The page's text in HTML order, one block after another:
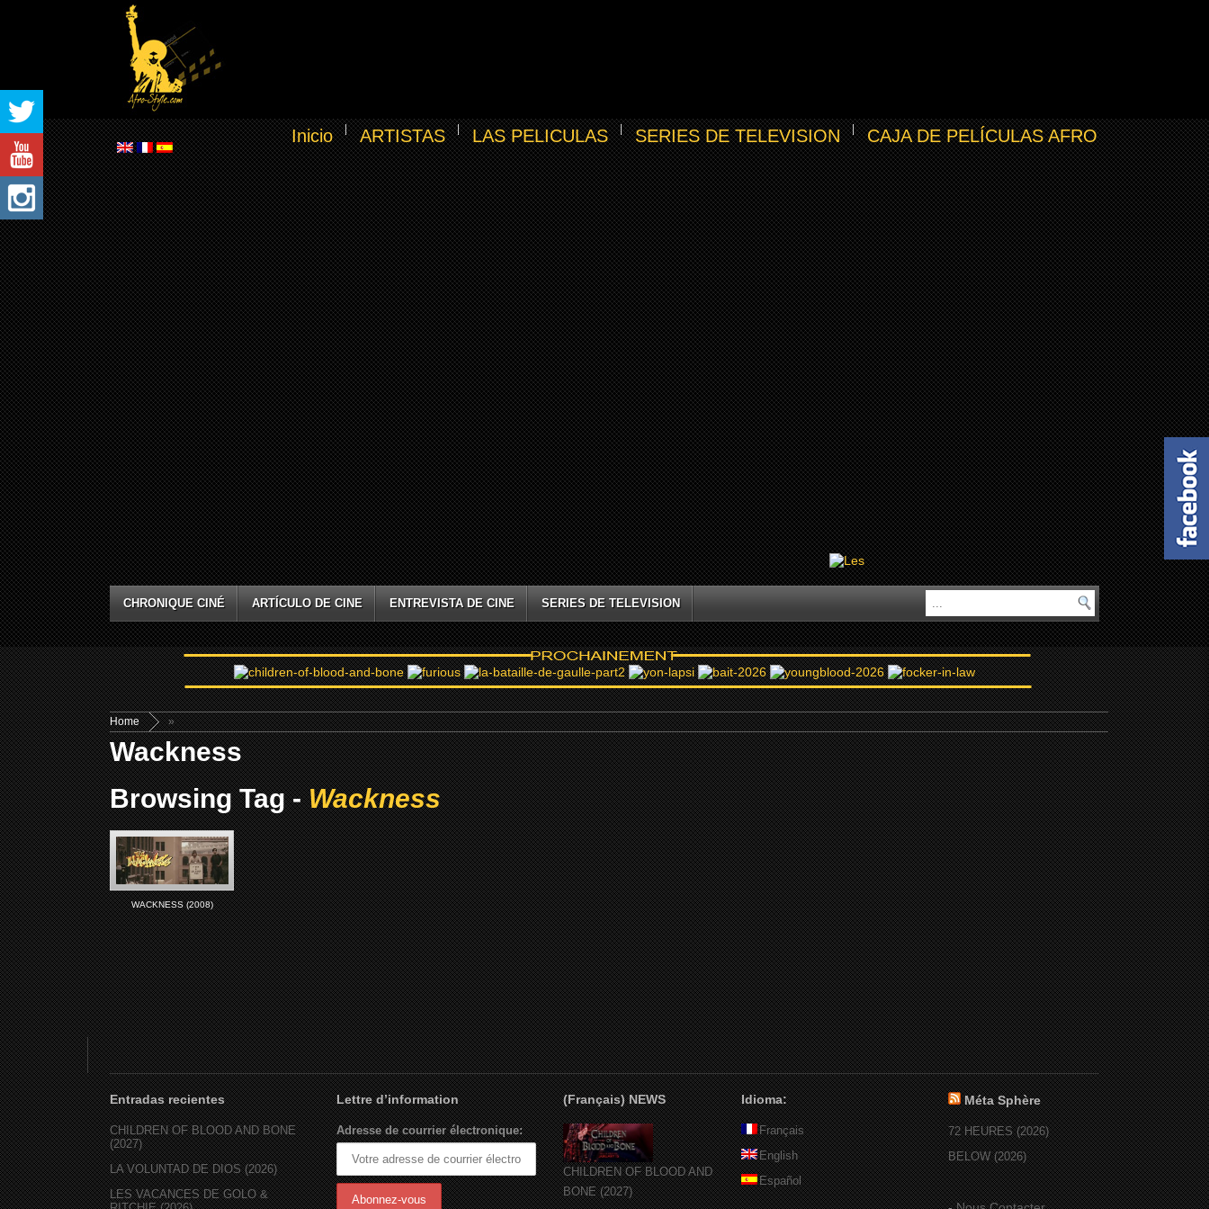
Inicio ARTISTAS LAS PELICULAS SERIES DE TELEVISION CAJA DE PELÍCULAS AFRO
CHRONIQUE CINÉ ARTÍCULO DE CINE ENTREVISTA DE CINE SERIES DE TELEVISION
Home »
Wackness
Browsing Tag -Wackness
WACKNESS (2008)
Entradas recientes
CHILDREN OF BLOOD AND BONE
(2027)
LA VOLUNTAD DE DIOS (2026)
LES VACANCES DE GOLO &
Lettre d’information
Adresse de courrier électronique:
(Français) NEWS
CHILDREN OF BLOOD AND
BONE (2027)
Idioma:
Français
English
Español
Méta Sphère
72 HEURES (2026)
BELOW (2026)